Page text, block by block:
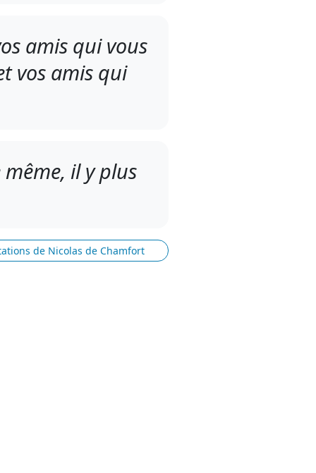
amis qui vous
vos amis qui
il y plus
de Nicolas de Chamfort